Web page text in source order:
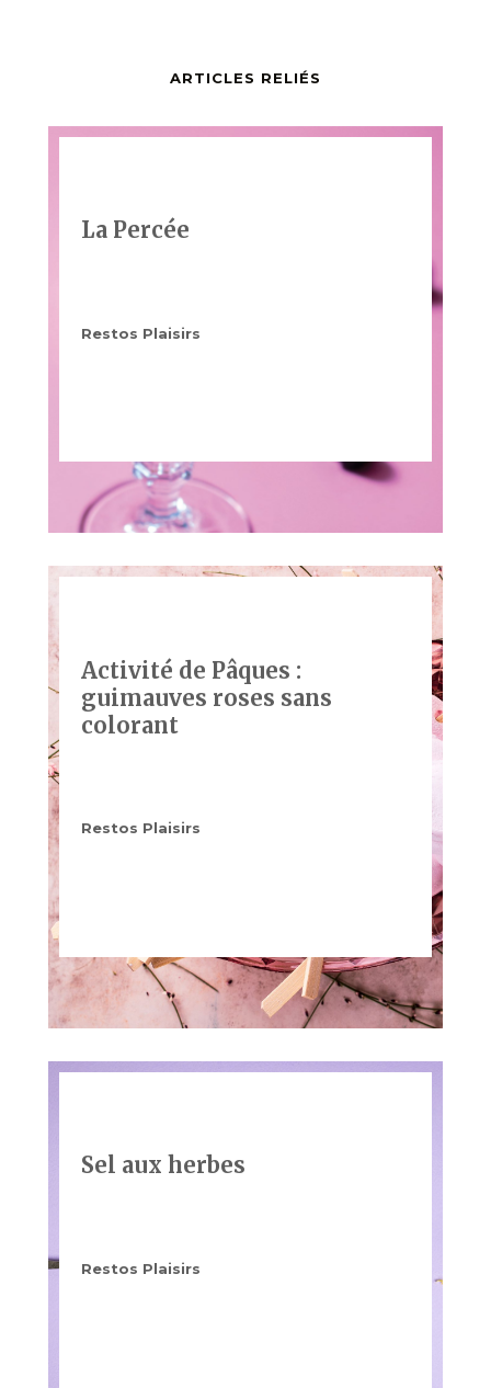
ARTICLES RELIÉS
La Percée
Restos Plaisirs
Activité de Pâques :
guimauves roses sans
colorant
Restos Plaisirs
Sel aux herbes
Restos Plaisirs